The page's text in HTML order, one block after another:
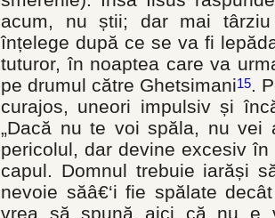
acum, nu știi; dar mai târziu
înțelege după ce se va fi
tuturor, în noaptea care va
pe drumul către Ghetsimani15.
curajos, uneori impulsiv și
„Dacă nu te voi spăla, nu vei
pericolul, dar devine excesiv
capul. Domnul trebuie iarăși
nevoie săâ€‘i fie spălate
vrea să spună aici că nu e